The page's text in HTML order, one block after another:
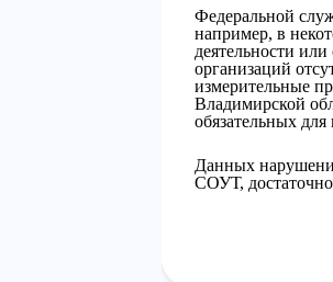
Федеральной
например, в
деятельности или
организаций
измерительные
Владимирской
обязательных
Данных
СОУТ, достаточно